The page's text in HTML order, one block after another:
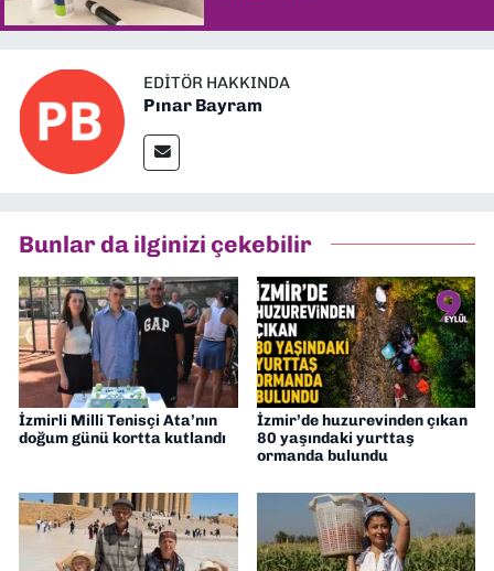
EDITÖR HAKKINDA
Pınar Bayram
Bunlar da ilginizi çekebilir
İzmirli Milli Tenisçi Ata’nın
doğum günü kortta kutlandı
İzmir’de huzurevinden çıkan
80 yaşındaki yurttaş
ormanda bulundu